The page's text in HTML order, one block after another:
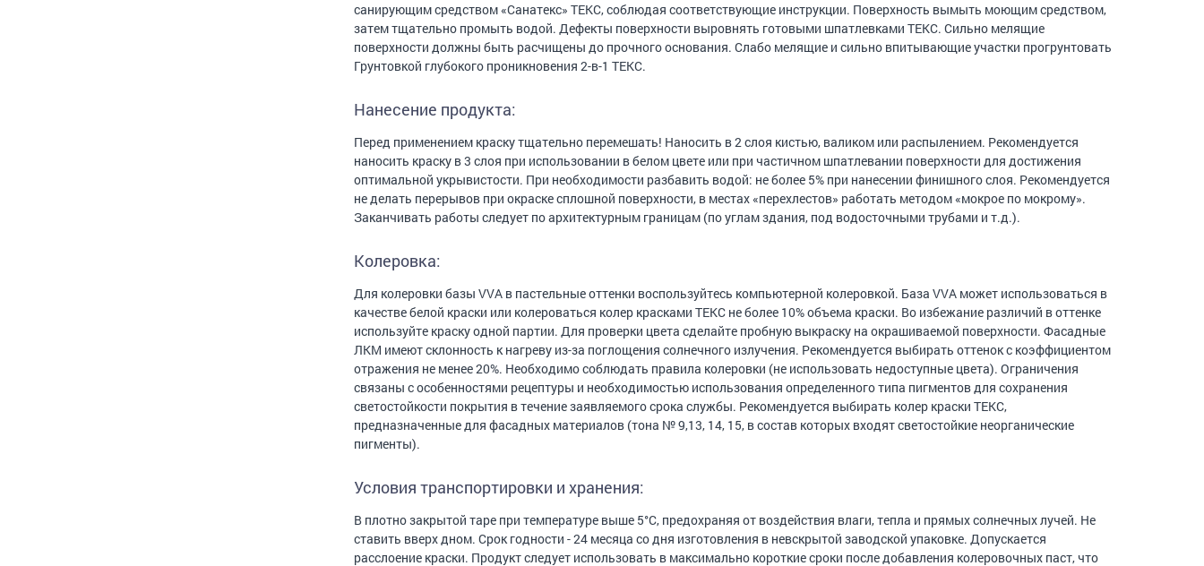
санирующим средством «Санатекс» ТЕКС, соблюдая соответствующие инструкции. Поверхность вымыть моющим средством,
затем тщательно промыть водой. Дефекты поверхности выровнять готовыми шпатлевками ТЕКС. Сильно мелящие
поверхности должны быть расчищены до прочного основания. Слабо мелящие и сильно впитывающие участки прогрунтовать
Грунтовкой глубокого проникновения 2-в-1 ТЕКС.
Нанесение продукта:
Перед применением краску тщательно перемешать! Наносить в 2 слоя кистью, валиком или распылением. Рекомендуется
наносить краску в 3 слоя при использовании в белом цвете или при частичном шпатлевании поверхности для достижения
оптимальной укрывистости. При необходимости разбавить водой: не более 5% при нанесении финишного слоя. Рекомендуется
не делать перерывов при окраске сплошной поверхности, в местах «перехлестов» работать методом «мокрое по мокрому».
Заканчивать работы следует по архитектурным границам (по углам здания, под водосточными трубами и т.д.).
Колеровка:
Для колеровки базы VVА в пастельные оттенки воспользуйтесь компьютерной колеровкой. База VVА может использоваться в
качестве белой краски или колероваться колер красками ТЕКС не более 10% объема краски. Во избежание различий в оттенке
используйте краску одной партии. Для проверки цвета сделайте пробную выкраску на окрашиваемой поверхности. Фасадные
ЛКМ имеют склонность к нагреву из-за поглощения солнечного излучения. Рекомендуется выбирать оттенок с коэффициентом
отражения не менее 20%. Необходимо соблюдать правила колеровки (не использовать недоступные цвета). Ограничения
связаны с особенностями рецептуры и необходимостью использования определенного типа пигментов для сохранения
светостойкости покрытия в течение заявляемого срока службы. Рекомендуется выбирать колер краски ТЕКС,
предназначенные для фасадных материалов (тона № 9,13, 14, 15, в состав которых входят светостойкие неорганические
пигменты).
Условия транспортировки и хранения:
В плотно закрытой таре при температуре выше 5°С, предохраняя от воздействия влаги, тепла и прямых солнечных лучей. Не
ставить вверх дном. Срок годности - 24 месяца со дня изготовления в невскрытой заводской упаковке. Допускается
расслоение краски. Продукт следует использовать в максимально короткие сроки после добавления колеровочных паст, что